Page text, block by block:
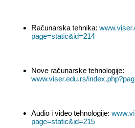
Računarska tehnika:
page=static&id=214
Nove računarske tehnologije:
www.viser.edu.rs/
Audio i video tehnologije:
page=static&id=215